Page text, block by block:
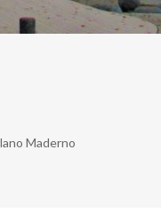
Maderno